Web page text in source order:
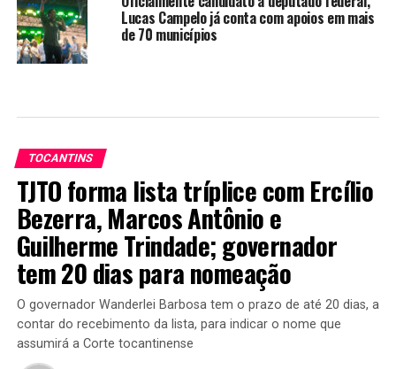
Lucas Campelo já conta com apoios em mais
de 70 municípios
TOCANTINS
TJTO forma lista tríplice com Ercílio
Bezerra, Marcos Antônio e
Guilherme Trindade; governador
tem 20 dias para nomeação
O governador Wanderlei Barbosa tem o prazo de até 20 dias, a
contar do recebimento da lista, para indicar o nome que
assumirá a Corte tocantinense